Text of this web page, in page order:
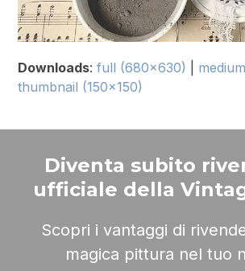
Downloads:full (680x630)
thumbnail (150x150)
Diventa subito
ufficiale della
Scopri i vantaggi di
magica pittura nel tuo